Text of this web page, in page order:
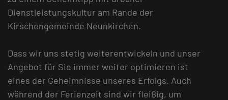
Dienstleistungskultur am Rande der
Kirschengemeinde Neunkirchen.
Dass wir uns stetig weiterentwickeln und unser
Angebot für Sie immer weiter optimieren ist
eines der Geheimnisse unseres Erfolgs. Auch
während der Ferienzeit sind wir fleißig, um